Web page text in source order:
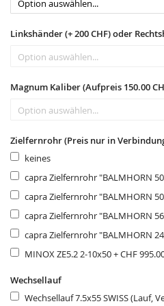
Linkshänder (+ 200 CHF) oder
Magnum Kaliber (Aufpreis 150.00
Zielfernrohr (Preis nur in
keines
capra Zielfernrohr "BALMHORN
capra Zielfernrohr "BALMHORN
capra Zielfernrohr "BALMHORN
capra Zielfernrohr "BALMHORN
MINOX ZE5.2 2-10x50+CHF
Wechsellauf
Wechsellauf 7.5x55 SWISS (Lauf,